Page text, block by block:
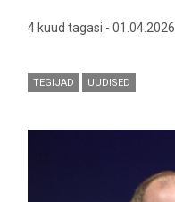
4 kuud tagasi - 01.04.2026
TEGIJAD UUDISED